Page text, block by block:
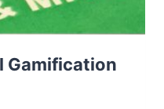
Gamification